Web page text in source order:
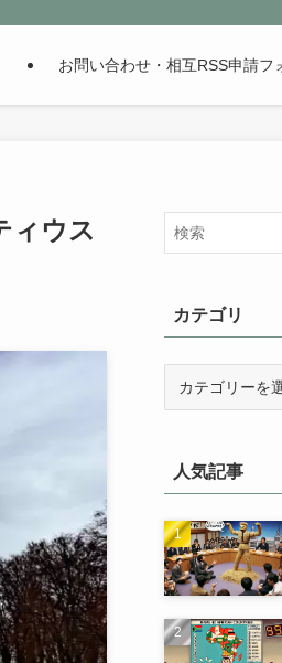
よう。歴史が苦手な人も魅了するまとめサ
お問い合わせ・相互RSS申請フ
ィウス
カテゴリ
人気記事